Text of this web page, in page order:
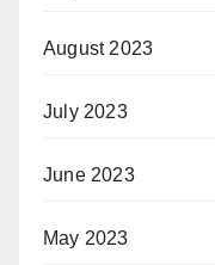
August 2023
July 2023
June 2023
May 2023